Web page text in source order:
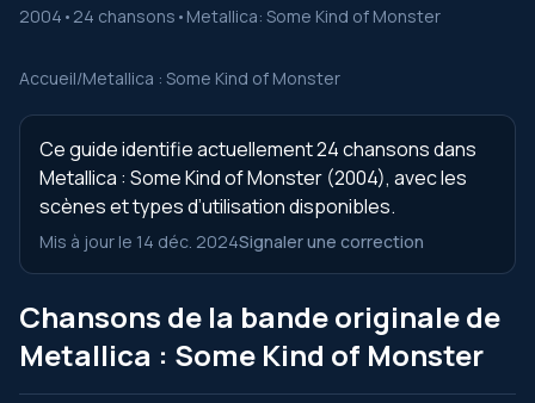
2004 • 24 chansons • Metallica: Some Kind of Monster
Accueil/Metallica : Some Kind of Monster
Ce guide identifie actuellement 24 chansons dans
Metallica : Some Kind of Monster (2004), avec les
scènes et types d’utilisation disponibles.
Mis à jour le 14 déc. 2024Signaler une correction
Chansons de la bande originale de
Metallica : Some Kind of Monster